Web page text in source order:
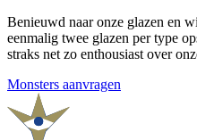
Benieuwd naar onze glazen en
eenmalig twee glazen per type
straks net zo enthousiast over
Monsters aanvragen